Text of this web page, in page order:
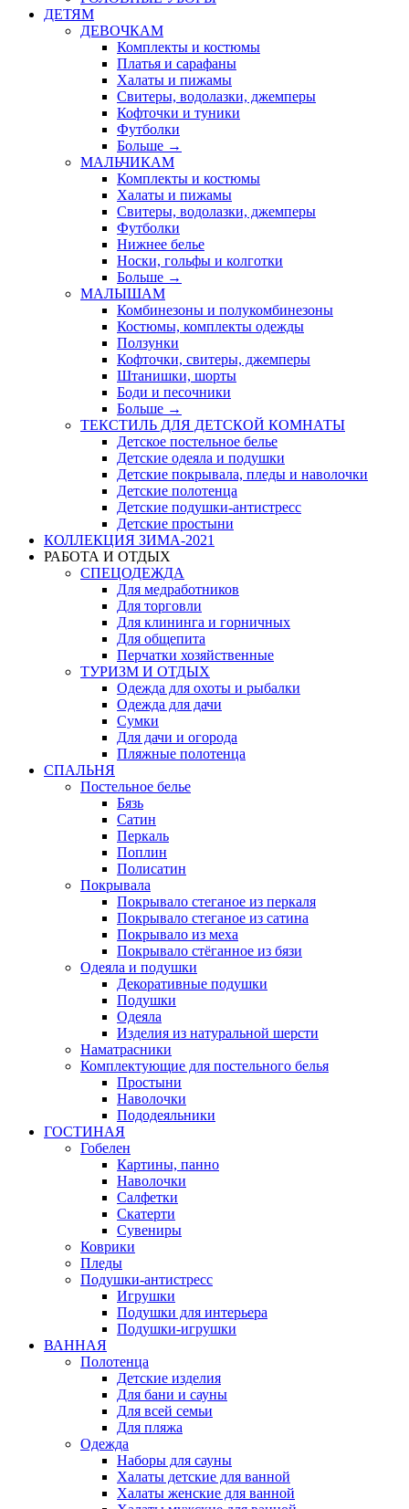
ДЕТЯМ
ДЕВОЧКАМ
Комплекты и костюмы
Платья и сарафаны
Халаты и пижамы
Свитеры, водолазки, джемперы
Кофточки и туники
Футболки
Больше →
МАЛЬЧИКАМ
Комплекты и костюмы
Халаты и пижамы
Свитеры, водолазки, джемперы
Футболки
Нижнее белье
Носки, гольфы и колготки
Больше →
МАЛЫШАМ
Комбинезоны и полукомбинезоны
Костюмы, комплекты одежды
Ползунки
Кофточки, свитеры, джемперы
Штанишки, шорты
Боди и песочники
Больше →
ТЕКСТИЛЬ ДЛЯ ДЕТСКОЙ КОМНАТЫ
Детское постельное белье
Детские одеяла и подушки
Детские покрывала, пледы и наволочки
Детские полотенца
Детские подушки-антистресс
Детские простыни
КОЛЛЕКЦИЯ ЗИМА-2021
РАБОТА И ОТДЫХ
СПЕЦОДЕЖДА
Для медработников
Для торговли
Для клининга и горничных
Для общепита
Перчатки хозяйственные
ТУРИЗМ И ОТДЫХ
Одежда для охоты и рыбалки
Одежда для дачи
Сумки
Для дачи и огорода
Пляжные полотенца
СПАЛЬНЯ
Постельное белье
Бязь
Сатин
Перкаль
Поплин
Полисатин
Покрывала
Покрывало стеганое из перкаля
Покрывало стеганое из сатина
Покрывало из меха
Покрывало стёганное из бязи
Одеяла и подушки
Декоративные подушки
Подушки
Одеяла
Изделия из натуральной шерсти
Наматраcники
Комплектующие для постельного белья
Простыни
Наволочки
Пододеяльники
ГОСТИНАЯ
Гобелен
Картины, панно
Наволочки
Салфетки
Скатерти
Сувениры
Коврики
Пледы
Подушки-антистресс
Игрушки
Подушки для интерьера
Подушки-игрушки
ВАННАЯ
Полотенца
Детские изделия
Для бани и сауны
Для всей семьи
Для пляжа
Одежда
Наборы для сауны
Халаты детские для ванной
Халаты женские для ванной